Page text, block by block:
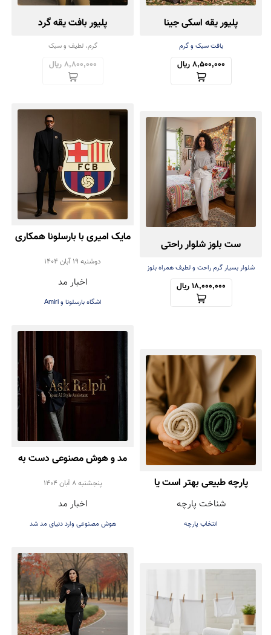
پلیور یقه اسکی جینا
بافت سبک و گرم
8,500,000 ریال
پلیور بافت یقه گرد
گرم، لطیف و سبک
8,800,000 ریال
ست بلوز شلوار راحتی
شلوار بسیار گرم راحت و لطیف همراه بلوز
سبک
18,000,000 ریال
مایک امیری با بارسلونا همکاری
باشگاه فوتبال بارسلونا در
طراحی لباس‌های رسمی
دوشنبه 19 آبان 1404
اخبار مد
اشگاه بارسلونا و Amiri
پارچه طبیعی بهتر است یا
مصنوعی؟ راهنمای انتخاب
درست هنگام خرید لباس
شناخت پارچه
انتخاب پارچه
مد و هوش مصنوعی دست به
دست هم دادند!
پنجشنبه 8 آبان 1404
اخبار مد
هوش مصنوعی وارد دنیای مد شد